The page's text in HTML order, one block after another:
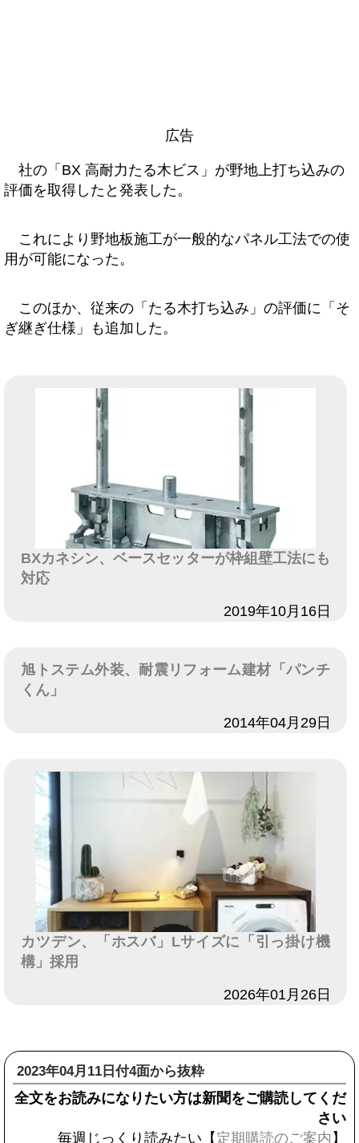
広告
社の「BX 高耐力たる木ビス」が野地上打ち込みの
評価を取得したと発表した。
これにより野地板施工が一般的なパネル工法での使
用が可能になった。
このほか、従来の「たる木打ち込み」の評価に「そ
ぎ継ぎ仕様」も追加した。
BXカネシン、ベースセッターが枠組壁工法にも
対応
2019年10月16日
旭トステム外装、耐震リフォーム建材「パンチ
くん」
2014年04月29日
カツデン、「ホスバ」Lサイズに「引っ掛け機
構」採用
2026年01月26日
2023年04月11日付4面から抜粋
全文をお読みになりたい方は新聞をご購読してくだ
さい
毎週じっくり読みたい【 定期購読のご案内 】